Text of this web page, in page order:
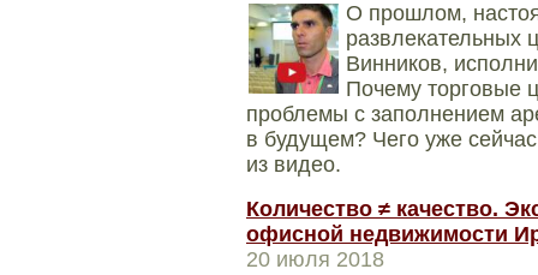
О прошлом,
развлекательных
Винников,
Почему торговые
проблемы с заполнением
в будущем? Чего уже
из видео.
Количество ≠ качество.
офисной недвижимости
20 июля 2018